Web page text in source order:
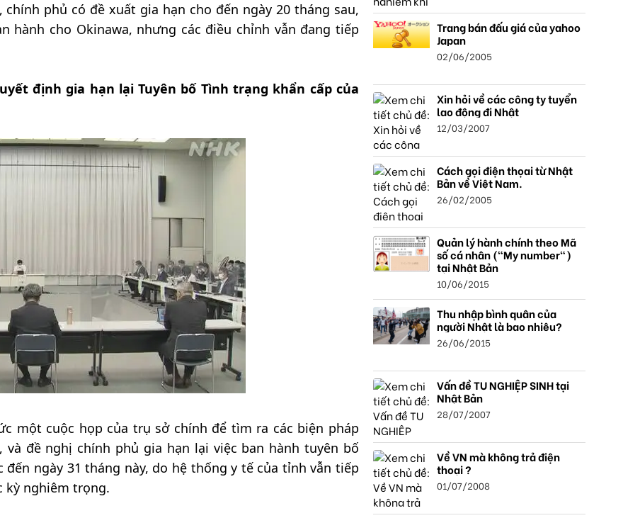
phủ có đề xuất gia hạn cho đến ngày 20 tháng sau,
hành cho Okinawa, nhưng các điều chỉnh vẫn đang tiếp
định gia hạn lại Tuyên bố Tình trạng khẩn cấp của
một cuộc họp của trụ sở chính để tìm ra các biện pháp
đề nghị chính phủ gia hạn lại việc ban hành tuyên bố
ngày 31 tháng này, do hệ thống y tế của tỉnh vẫn tiếp
kỳ nghiêm trọng.
Trang bán đấu giá của yahoo
Japan
02/06/2005
Xin hỏi về các công ty tuyển
lao động đi Nhật
12/03/2007
Cách gọi điện thọai từ Nhật
Bản về Việt Nam.
26/02/2005
Quản lý hành chính theo Mã
số cá nhân ("My number")
tại Nhật Bản
10/06/2015
Thu nhập bình quân của
người Nhật là bao nhiêu?
26/06/2015
Vấn đề TU NGHIỆP SINH tại
Nhật Bản
28/07/2007
Về VN mà không trả điện
thoại ?
01/07/2008